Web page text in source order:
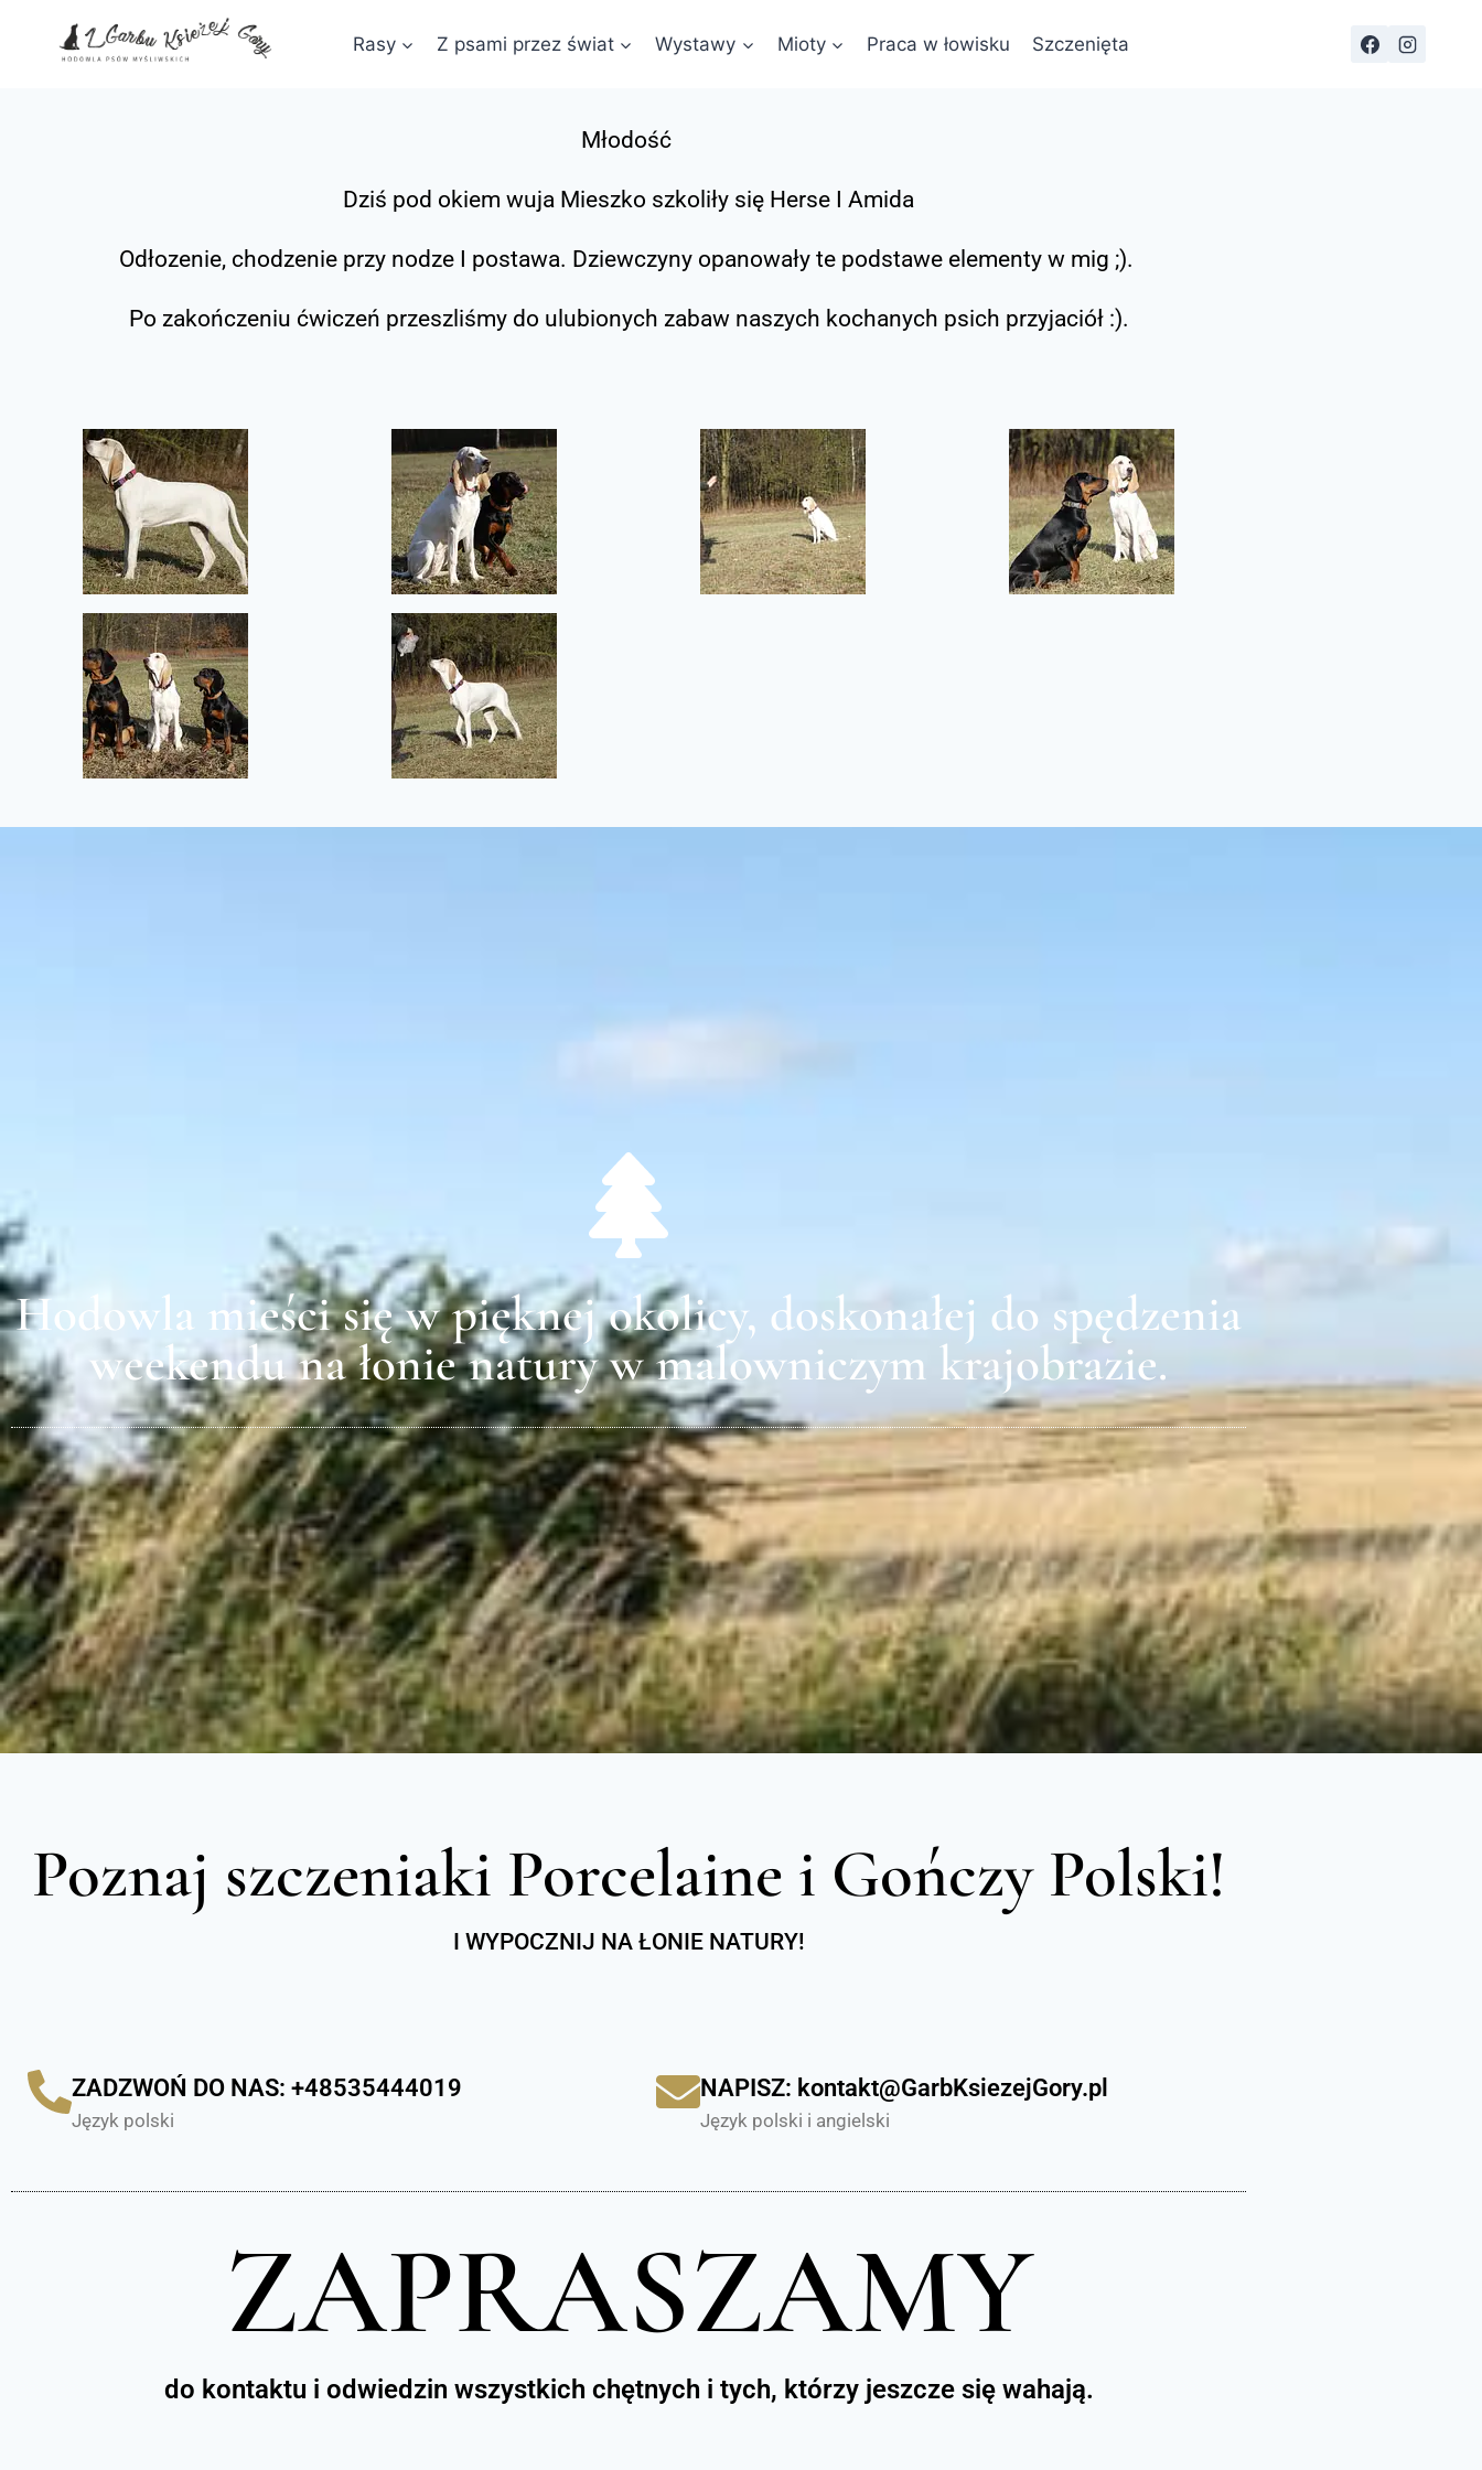
Rasy Z psami przez świat Wystawy Mioty Praca w łowisku Szczenięta
Młodość
Dziś pod okiem wuja Mieszko szkoliły się Herse I Amida
Odłozenie, chodzenie przy nodze I postawa. Dziewczyny opanowały te podstawe elementy w mig ;).
Po zakończeniu ćwiczeń przeszliśmy do ulubionych zabaw naszych kochanych psich przyjaciół :).
Hodowla mieści się w pięknej okolicy, doskonałej do spędzenia
weekendu na łonie natury w malowniczym krajobrazie.
Poznaj szczeniaki Porcelaine i Gończy Polski!
I WYPOCZNIJ NA ŁONIE NATURY!
ZADZWOŃ DO NAS: +48535444019
Język polski
NAPISZ: kontakt@GarbKsiezejGory.pl
Język polski i angielski
ZAPRASZAMY
do kontaktu i odwiedzin wszystkich chętnych i tych, którzy jeszcze się wahają.